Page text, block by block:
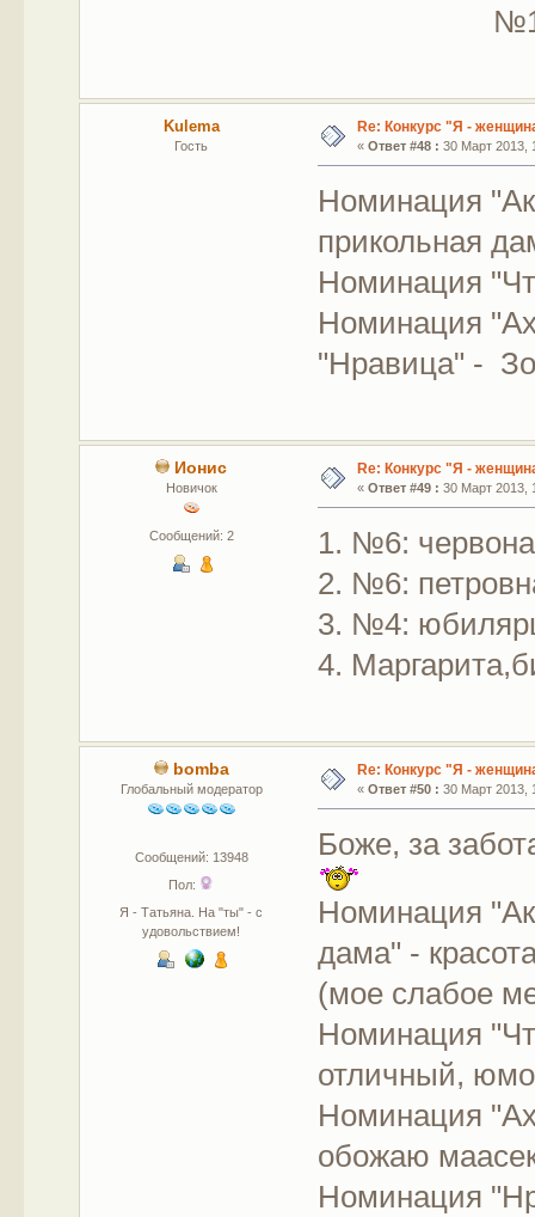
№1 "Жила
Kulema
Гость
Re: Конкурс "Я -
« Ответ #48 : 30 Март 2013,
Номинация
прикольная
Номинация
Номинация
"Нравица" -
Ионис
Новичок
Сообщений: 2
Re: Конкурс "Я -
« Ответ #49 : 30 Март 2013,
1. №6:
2. №6:
3. №4:
4.
bomba
Глобальный модератор
Сообщений: 13948
Пол:
Я - Татьяна. На "ты" - с
удовольствием!
Re: Конкурс "Я -
« Ответ #50 : 30 Март 2013,
Боже, за
Номинация
дама" -
(мое слабое
Номинация
отличный,
Номинация
обожаю
Номинация